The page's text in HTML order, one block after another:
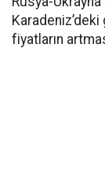
fiyatların